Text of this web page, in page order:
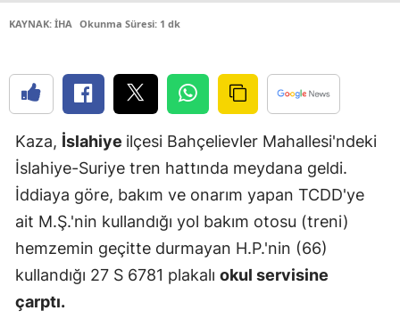
Gaziantep
Giresun
Gümüşhane
KAYNAK: İHA Okunma Süresi: 1 dk
Kaza, İslahiye ilçesi Bahçelievler Mahallesi'ndeki
İslahiye-Suriye tren hattında meydana geldi.
İddiaya göre, bakım ve onarım yapan TCDD'ye
ait M.Ş.'nin kullandığı yol bakım otosu (treni)
hemzemin geçitte durmayan H.P.'nin (66)
kullandığı 27 S 6781 plakalı okul servisine
çarptı.